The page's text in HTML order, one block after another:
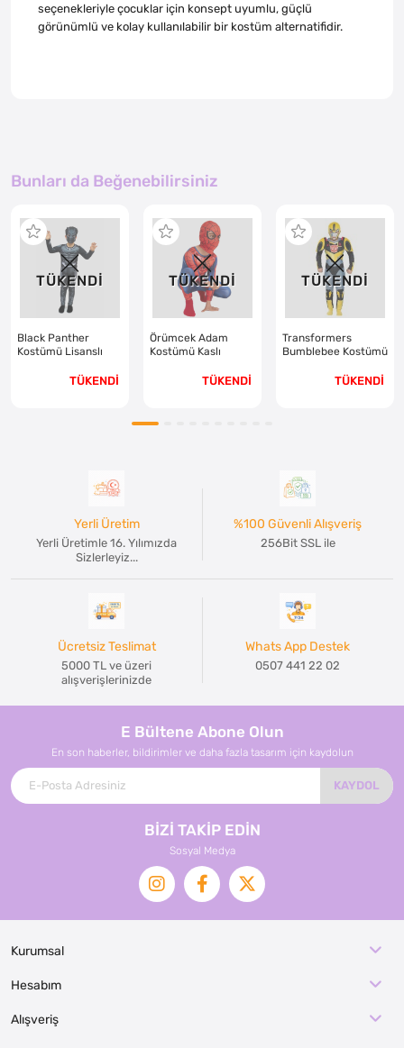
seçenekleriyle çocuklar için konsept uyumlu, güçlü
görünümlü ve kolay kullanılabilir bir kostüm alternatifidir.
Bunları da Beğenebilirsiniz
TÜKENDİ
Black Panther
Kostümü Lisanslı
TÜKENDİ
TÜKENDİ
Örümcek Adam
Kostümü Kaslı
TÜKENDİ
TÜKENDİ
Transformers
Bumblebee Kostümü
TÜKENDİ
Yerli Üretim
Yerli Üretimle 16. Yılımızda
Sizlerleyiz...
%100 Güvenli Alışveriş
256Bit SSL ile
Ücretsiz Teslimat
5000 TL ve üzeri
alışverişlerinizde
Whats App Destek
0507 441 22 02
E Bültene Abone Olun
En son haberler, bildirimler ve daha fazla tasarım için kaydolun
KAYDOL
BİZİ TAKİP EDİN
Sosyal Medya
Kurumsal
Hesabım
Alışveriş